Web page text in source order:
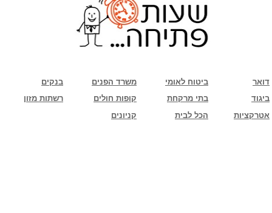
בנקים משרד הפנים ביטוח לאומי
דואר
רשתות מזון
קופות חולים בתי מרקחת
ביגוד
קניונים
הכל לבית אטרקציות